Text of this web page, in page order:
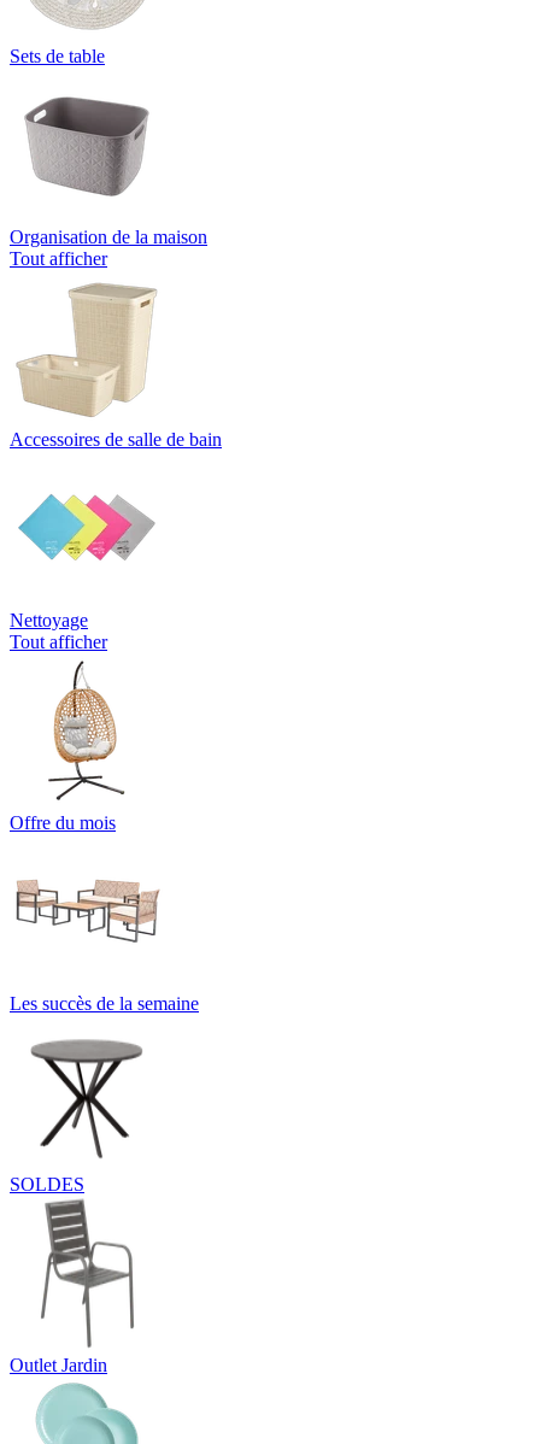
Sets de table
Organisation de la maison
Tout afficher
Accessoires de salle de bain
Nettoyage
Tout afficher
Offre du mois
Les succès de la semaine
SOLDES
Outlet Jardin